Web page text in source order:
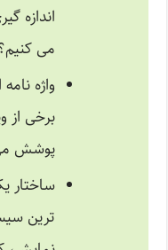
اندازه
می
واژه
برخی از
پوشش
ساختار
ترین